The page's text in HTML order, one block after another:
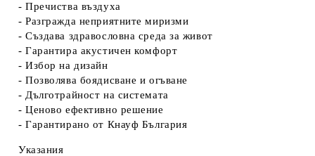
- Пречиства въздуха
- Разгражда неприятните миризми
- Създава здравословна среда за живот
- Гарантира акустичен комфорт
- Избор на дизайн
- Позволява боядисване и огъване
- Дълготрайност на системата
- Ценово ефективно решение
- Гарантирано от Кнауф България
Указания